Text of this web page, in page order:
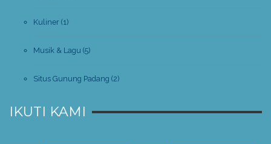
Kuliner (1)
Musik & Lagu (5)
Situs Gunung Padang (2)
IKUTI KAMI